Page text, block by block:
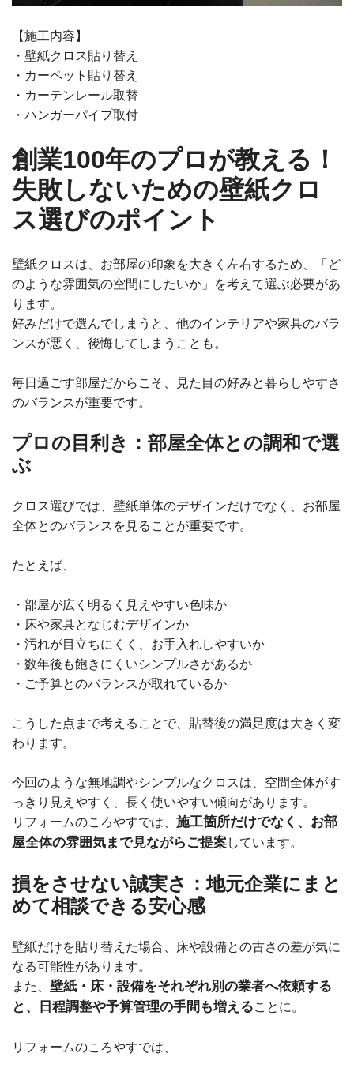
【施工内容】
・壁紙クロス貼り替え
・カーペット貼り替え
・カーテンレール取替
・ハンガーパイプ取付
創業100年のプロが教える！
失敗しないための壁紙クロ
ス選びのポイント
壁紙クロスは、お部屋の印象を大きく左右するため、「ど
のような雰囲気の空間にしたいか」を考えて選ぶ必要があ
ります。
好みだけで選んでしまうと、他のインテリアや家具のバラ
ンスが悪く、後悔してしまうことも。
毎日過ごす部屋だからこそ、見た目の好みと暮らしやすさ
のバランスが重要です。
プロの目利き：部屋全体との調和で選
ぶ
クロス選びでは、壁紙単体のデザインだけでなく、お部屋
全体とのバランスを見ることが重要です。
たとえば、
・部屋が広く明るく見えやすい色味か
・床や家具となじむデザインか
・汚れが目立ちにくく、お手入れしやすいか
・数年後も飽きにくいシンプルさがあるか
・ご予算とのバランスが取れているか
こうした点まで考えることで、貼替後の満足度は大きく変
わります。
今回のような無地調やシンプルなクロスは、空間全体がす
っきり見えやすく、長く使いやすい傾向があります。
リフォームのころやすでは、 施工箇所だけでなく、お部
屋全体の雰囲気まで見ながらご提案しています。
損をさせない誠実さ：地元企業にまと
めて相談できる安心感
壁紙だけを貼り替えた場合、床や設備との古さの差が気に
なる可能性があります。
また、 壁紙・床・設備をそれぞれ別の業者へ依頼する
と、日程調整や予算管理の手間も増えることに。
リフォームのころやすでは、